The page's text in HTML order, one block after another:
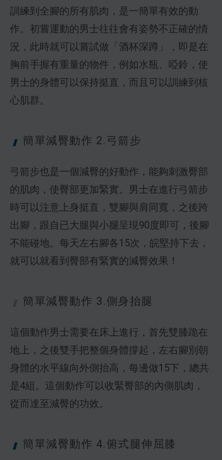
訓練到全腳的所有肌肉，是一簡單有效的動
作。初嘗運動的男士往往會有姿勢不正確的情
況，此時就可以嘗試做「酒杯深蹲」，即是在
胸前手握有重量的物件，例如水瓶、啞鈴，使
男士的身體可以保持挺直，而且可以訓練到核
心肌群。
簡單減臀動作 2.弓箭步
弓箭步也是一個減臀的好動作，能夠刺激臀部
的肌肉，使臀部更加緊實。男士在進行弓箭步
時可以注意上身挺直，雙腳與肩同寬，之後跨
出腳，跟自已大腿與小腿呈現90度即可，後腳
不能碰地。每天左右腳各15次，皖堅持下去，
就可以就看到臀部有緊實的減臀效果！
簡單減臀動作 3.側身抬腿
這個動作男士需要在床上進行，首先雙膝跪在
地上，之後雙手把整個身體撐起，左右腳別朝
身體的水平線向外側抬高，每邊做15下，總共
是4組。這個動作可以收緊臀部的內側肌肉，
從而達至減臀的功效。
簡單減臀動作 4.俯式腿伸屈膝